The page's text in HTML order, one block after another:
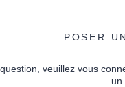
POSER
veuillez vous
un